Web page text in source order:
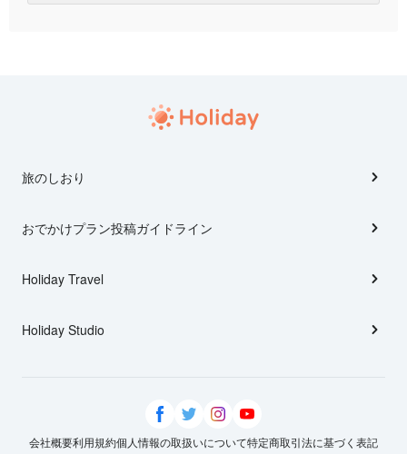
旅のしおり
おでかけプラン投稿ガイドライン
Holiday Travel
Holiday Studio
会社概要利用規約個人情報の取扱いについて特定商取引法に基づく表記